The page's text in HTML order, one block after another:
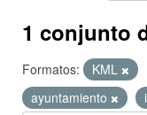
1 conjunto
Formatos: KML
ayuntamiento